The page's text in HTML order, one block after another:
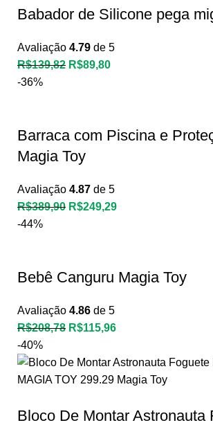
Babador de Silicone pega
Avaliação 4.79 de 5
R$139,82 R$89,80
-36%
Barraca com Piscina e
Magia Toy
Avaliação 4.87 de 5
R$389,90 R$249,29
-44%
Bebê Canguru Magia Toy
Avaliação 4.86 de 5
R$208,78 R$115,96
-40%
Bloco De Montar Astronauta